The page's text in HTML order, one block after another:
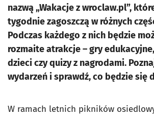
nazwą „Wakacje z wroclaw.pl”,
tygodnie zagoszczą w różnych
Podczas każdego z nich będzie
rozmaite atrakcje – gry
dzieci czy quizy z nagrodami.
wydarzeń i sprawdź, co będzie się
W ramach letnich pikników